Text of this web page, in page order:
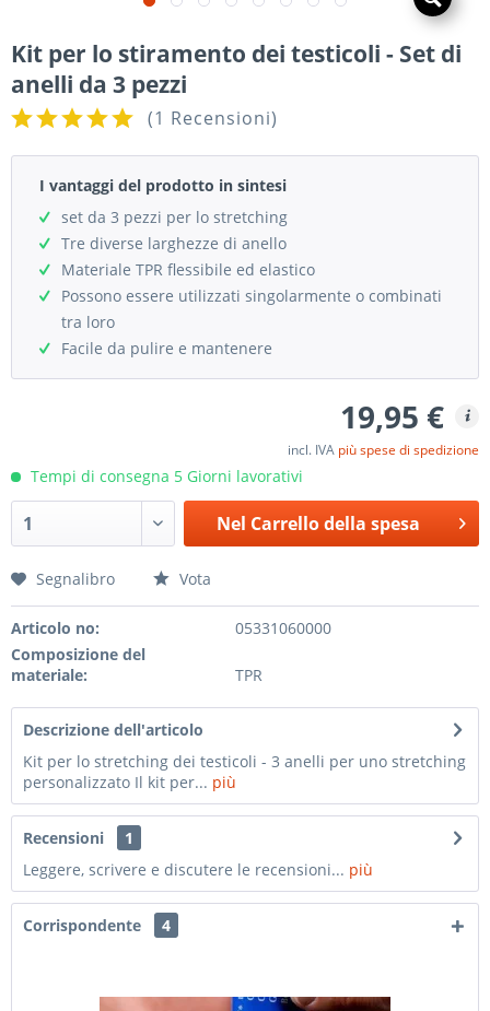
Kit per lo stiramento dei testicoli - Set di
anelli da 3 pezzi
(1 Recensioni)
I vantaggi del prodotto in sintesi
set da 3 pezzi per lo stretching
Tre diverse larghezze di anello
Materiale TPR flessibile ed elastico
Possono essere utilizzati singolarmente o combinati
tra loro
Facile da pulire e mantenere
19,95 €
incl. IVA più spese di spedizione
Tempi di consegna 5 Giorni lavorativi
Nel Carrello della spesa
Segnalibro Vota
Articolo no:
05331060000
Composizione del
materiale:
TPR
Descrizione dell'articolo
Kit per lo stretching dei testicoli - 3 anelli per uno stretching
personalizzato Il kit per... più
Recensioni
1
Leggere, scrivere e discutere le recensioni... più
Corrispondente 4